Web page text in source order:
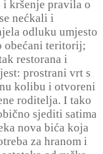
i kršenje pravila o
nećkali i
odluku umjesto
obećani teritorij;
restorana i
prostrani vrt s
kolibu i otvoreni
roditelja. I tako
sjediti satima
nova bića koja
za hranom i